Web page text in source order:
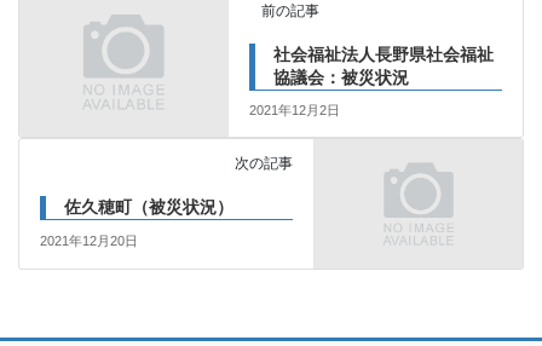
前の記事
社会福祉法人長野県社会福祉
協議会：被災状況
2021年12月2日
次の記事
佐久穂町（被災状況）
2021年12月20日